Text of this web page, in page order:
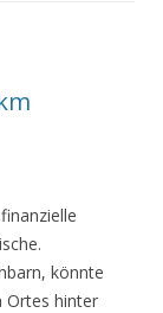
könnte
Ortes hinter